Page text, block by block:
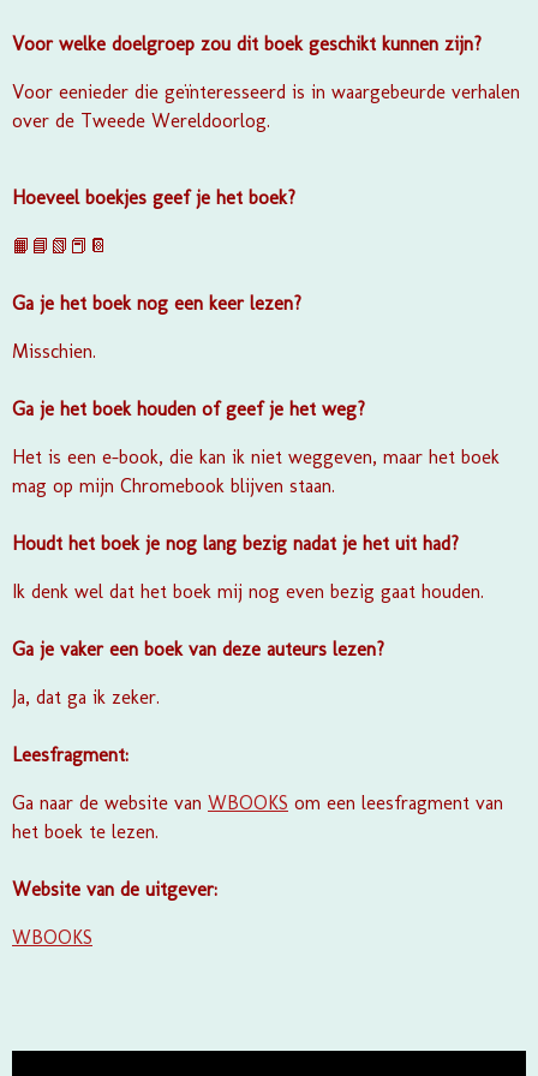
Voor welke doelgroep zou dit boek geschikt kunnen zijn?
Voor eenieder die geïnteresseerd is in waargebeurde verhalen
over de Tweede Wereldoorlog.
Hoeveel boekjes geef je het boek?
📙📘📗📕📔
Ga je het boek nog een keer lezen?
Misschien.
Ga je het boek houden of geef je het weg?
Het is een e-book, die kan ik niet weggeven, maar het boek
mag op mijn Chromebook blijven staan.
Houdt het boek je nog lang bezig nadat je het uit had?
Ik denk wel dat het boek mij nog even bezig gaat houden.
Ga je vaker een boek van deze auteurs lezen?
Ja, dat ga ik zeker.
Leesfragment:
Ga naar de website van WBOOKS om een leesfragment van
het boek te lezen.
Website van de uitgever:
WBOOKS